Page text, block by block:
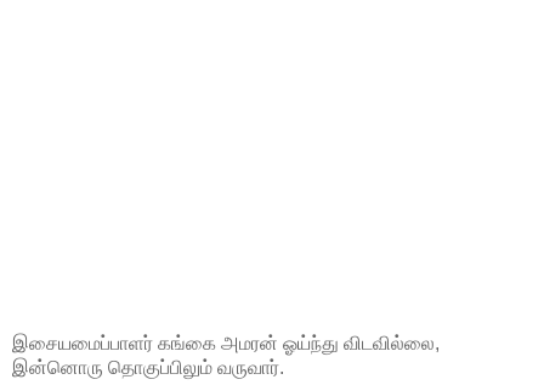
இசையமைப்பாளர் கங்கை அமரன் ஓய்ந்து விடவில்லை,
இன்னொரு தொகுப்பிலும் வருவார்.